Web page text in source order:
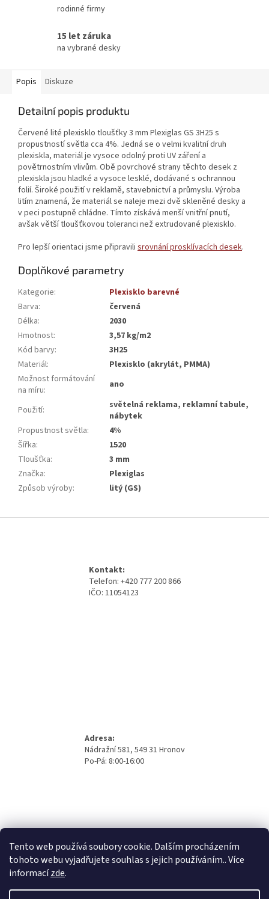
Tento web používá soubory cookie. Dalším procházením
tohoto webu vyjadřujete souhlas s jejich používáním.. Více
informacízde.
rodinné firmy
15 let záruka
na vybrané desky
Popis Diskuze
Detailní popis produktu
Červené lité plexisklo tloušťky 3 mm Plexiglas GS 3H25 s
propustností světla cca 4%. Jedná se o velmi kvalitní druh
plexiskla, materiál je vysoce odolný proti UV záření a
povětrnostním vlivům. Obě povrchové strany těchto desek z
plexiskla jsou hladké a vysoce lesklé, dodávané s ochrannou
folií. Široké použití v reklamě, stavebnictví a průmyslu. Výroba
litím znamená, že materiál se naleje mezi dvě skleněné desky a
v peci postupně chládne. Tímto získává menší vnitřní pnutí,
avšak větší tloušťkovou toleranci než extrudované plexisklo.
Pro lepší orientaci jsme připravili srovnání prosklívacích desek.
Doplňkové parametry
Kategorie:
Plexisklo barevné
Barva:
červená
Délka:
2030
Hmotnost:
3,57 kg/m2
Kód barvy:
3H25
Materiál:
Plexisklo (akrylát, PMMA)
Možnost formátování
na míru: ano
Použití:
světelná reklama, reklamní tabule,
nábytek
Propustnost světla:
4%
Šířka:
1520
Tloušťka:
3 mm
Značka:
Plexiglas
Způsob výroby: litý (GS)
Kontakt:
Telefon: +420 777 200 866
IČO: 11054123
Adresa:
Nádražní 581, 549 31 Hronov
Po-Pá: 8:00-16:00